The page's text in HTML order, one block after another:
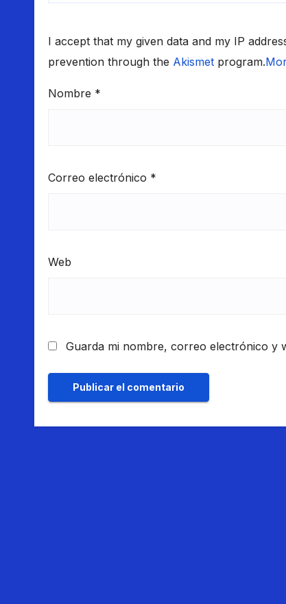
I accept that my given data and my IP
prevention through the Akismet program.
Nombre *
Correo electrónico *
Web
Guarda mi nombre, correo electrónico y